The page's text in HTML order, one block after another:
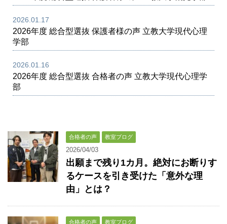
2026.01.17
2026年度 総合型選抜 保護者様の声 立教大学現代心理
学部
2026.01.16
2026年度 総合型選抜 合格者の声 立教大学現代心理学
部
合格者の声 教室ブログ
2026/04/03
出願まで残り1カ月。絶対にお断りす
るケースを引き受けた「意外な理
由」とは？
合格者の声 教室ブログ